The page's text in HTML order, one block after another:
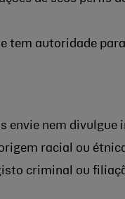
tem autoridade
envie nem divulgue
racial ou
criminal ou